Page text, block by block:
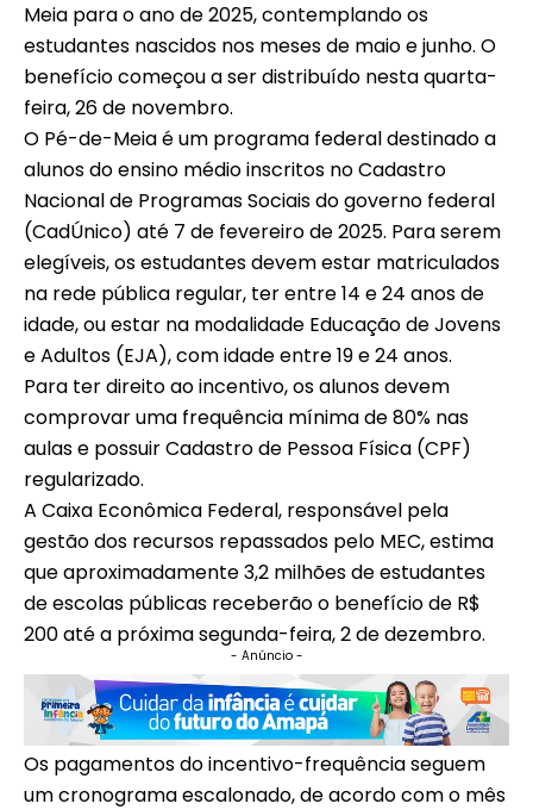
Meia para o ano de 2025, contemplando os
estudantes nascidos nos meses de maio e junho. O
benefício começou a ser distribuído nesta quarta-
feira, 26 de novembro.
O Pé-de-Meia é um programa federal destinado a
alunos do ensino médio inscritos no Cadastro
Nacional de Programas Sociais do governo federal
(CadÚnico) até 7 de fevereiro de 2025. Para serem
elegíveis, os estudantes devem estar matriculados
na rede pública regular, ter entre 14 e 24 anos de
idade, ou estar na modalidade Educação de Jovens
e Adultos (EJA), com idade entre 19 e 24 anos.
Para ter direito ao incentivo, os alunos devem
comprovar uma frequência mínima de 80% nas
aulas e possuir Cadastro de Pessoa Física (CPF)
regularizado.
A Caixa Econômica Federal, responsável pela
gestão dos recursos repassados pelo MEC, estima
que aproximadamente 3,2 milhões de estudantes
de escolas públicas receberão o benefício de R$
200 até a próxima segunda-feira, 2 de dezembro.
- Anúncio -
Os pagamentos do incentivo-frequência seguem
um cronograma escalonado, de acordo com o mês